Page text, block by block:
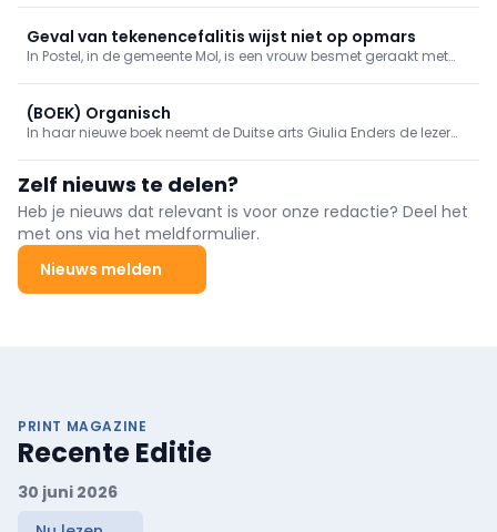
Geval van tekenencefalitis wijst niet op opmars
In Postel, in de gemeente Mol, is een vrouw besmet geraakt met
(BOEK) Organisch
In haar nieuwe boek neemt de Duitse arts Giulia Enders de lezer
originele manier voorgesteld.
Zelf nieuws te delen?
Heb je nieuws dat relevant is voor onze redactie? Deel het
met ons via het meldformulier.
Nieuws melden
PRINT MAGAZINE
Recente Editie
30 juni 2026